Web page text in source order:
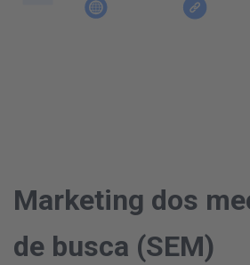
Marketing dos
de busca (SEM)